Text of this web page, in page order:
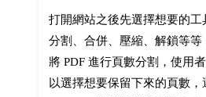
打開網站之後先選擇想要的工
分割、合併、壓縮、解鎖等等
將 PDF 進行頁數分割，使用
以選擇想要保留下來的頁數，